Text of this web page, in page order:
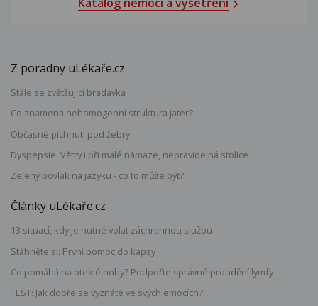
Z poradny uLékaře.cz
Stále se zvětšující bradavka
Co znamená nehomogenní struktura jater?
Občasné píchnutí pod žebry
Dyspepsie: Větry i při malé námaze, nepravidelná stolice
Zelený povlak na jazyku - co to může být?
Články uLékaře.cz
13 situací, kdy je nutné volat záchrannou službu
Stáhněte si: První pomoc do kapsy
Co pomáhá na oteklé nohy? Podpořte správné proudění lymfy
TEST: Jak dobře se vyznáte ve svých emocích?